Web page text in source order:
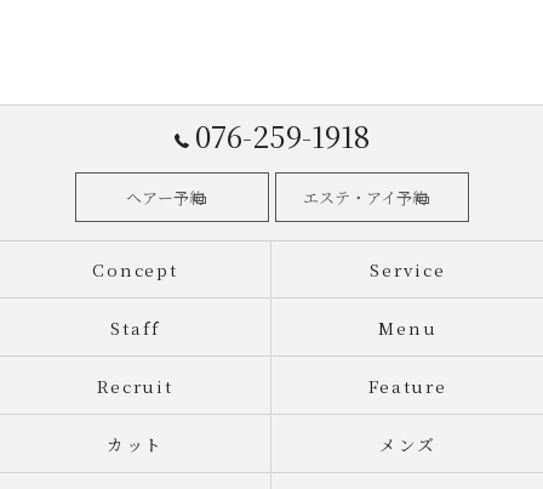
076-259-1918
ヘアー予約 エステ・アイ予約
Concept Service
Staff Menu
Recruit Feature
カット メンズ